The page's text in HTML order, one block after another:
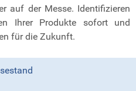
auf der Messe. Identifizieren
Ihrer Produkte sofort und
für die Zukunft.